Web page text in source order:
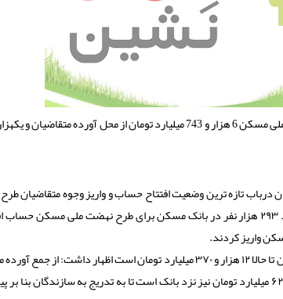
درباب تازه ترین وضعیت افتتاح حساب و واریز وجوه متقاضیان
آن بانک و پرداخت تسهیلات به سازندگان اضافه کرد: تا حالا حدود ۲۹۳ هزار نفر در بانک مسکن برای طرح
و ۷۴۳ میلیارد تومان به حساب سازندگان واریز شده و ۵ هزار و ۶۲۷ میلیارد تومان نیز نزد بانک است تا به تدریج